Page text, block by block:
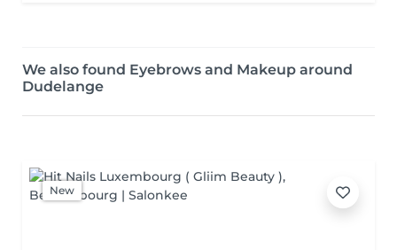
We also found Eyebrows and Makeup around
Dudelange
New